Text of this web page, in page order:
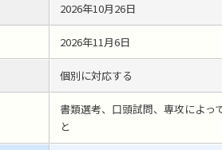
2026年10月26日
2026年11月6日
個別に対応する
書類選考、口頭試問、専攻によっ
と